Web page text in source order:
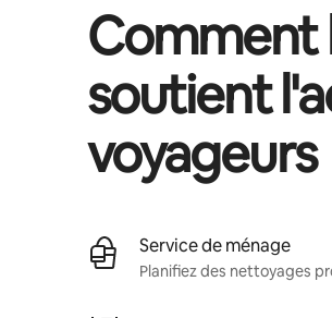
Comment
soutient
voyageurs
Service de ménage
Planifiez des nettoyages